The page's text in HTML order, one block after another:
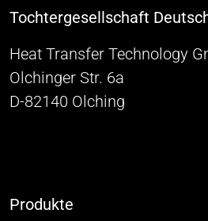
Tochtergesellschaft
Heat Transfer Technology
Olchinger Str. 6a
D-82140 Olching
Produkte